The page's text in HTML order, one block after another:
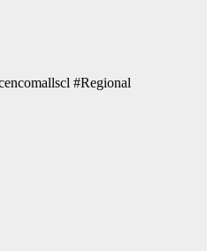
#Regional